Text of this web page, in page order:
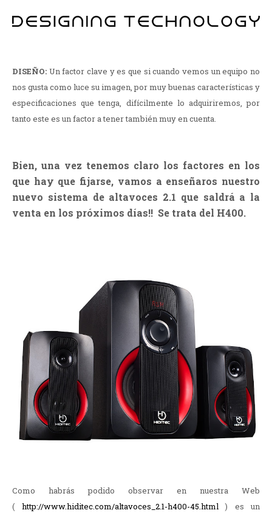
DISEÑO: Un factor clave y es que si cuando vemos un equipo no
nos gusta como luce su imagen, por muy buenas características y
especificaciones que tenga, difícilmente lo adquiriremos, por
tanto este es un factor a tener también muy en cuenta.
Bien, una vez tenemos claro los factores en los
que hay que fijarse, vamos a enseñaros nuestro
nuevo sistema de altavoces 2.1 que saldrá a la
venta en los próximos días!! Se trata del H400.
Como habrás podido observar en nuestra Web
( http://www.hiditec.com/altavoces_2.1-h400-45.html) es un